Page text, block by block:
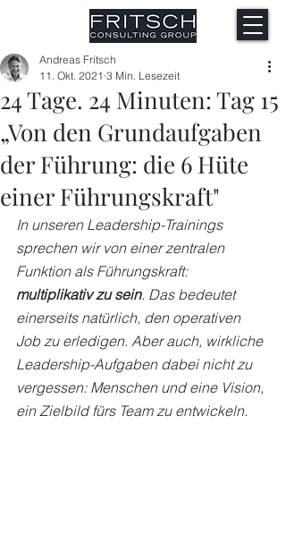
24 Tage. 24 Minuten: Tag 15
„Von den Grundaufgaben
der Führung: die 6 Hüte
einer Führungskraft"
Andreas Fritsch
11. Okt. 2021 3 Min. Lesezeit
In unseren Leadership-Trainings
sprechen wir von einer zentralen
Funktion als Führungskraft:
multiplikativ zu sein. Das bedeutet
einerseits natürlich, den operativen
Job zu erledigen. Aber auch, wirkliche
Leadership-Aufgaben dabei nicht zu
vergessen: Menschen und eine Vision,
ein Zielbild fürs Team zu entwickeln.